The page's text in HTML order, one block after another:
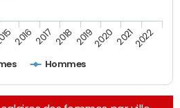
Hommes
2016 2017 2018 20192020 20212022